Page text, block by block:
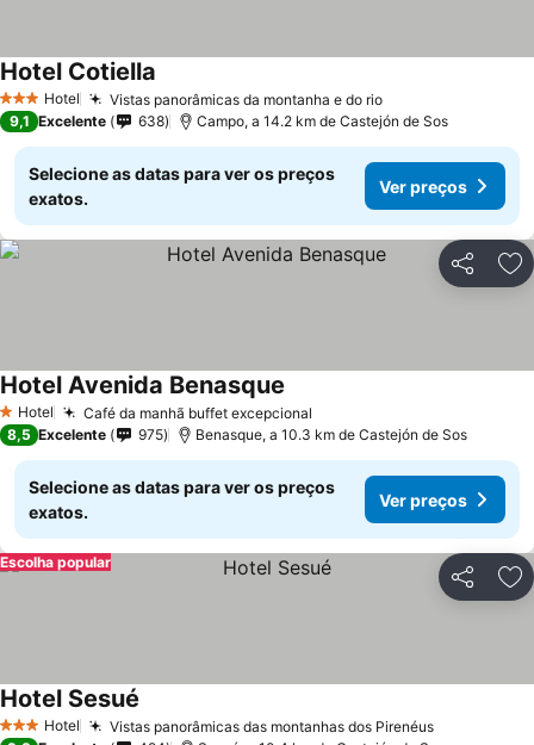
3 EstrelasHotel Vistas panorâmicas da montanha e do rioVer preços
Hotel Cotiella
9,1 Excelente 638 Campo, a 14.2 km de Castejón de Sos
Selecione as datas para ver os preços
exatos.
Ver preços
Partilhar
1 Estrelas
Hotel Café da manhã buffet excepcional
Hotel Avenida Benasque
8,5 Excelente 975 Benasque, a 10.3 km de Castejón de Sos
Selecione as datas para ver os preços
exatos.
Ver preços
Partilhar
Escolha popular
3 EstrelasHotel Vistas panorâmicas das montanhas dos PirenéusVer preços
Hotel Sesué